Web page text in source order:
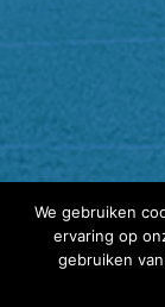
We gebruiken
ervaring op
gebruiken